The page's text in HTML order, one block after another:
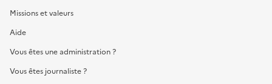
Missions et valeurs
Aide
Vous êtes une administration ?
Vous êtes journaliste ?